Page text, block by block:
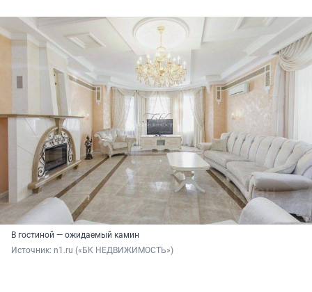
В гостиной — ожидаемый камин
Источник: n1.ru («БК НЕДВИЖИМОСТЬ»)